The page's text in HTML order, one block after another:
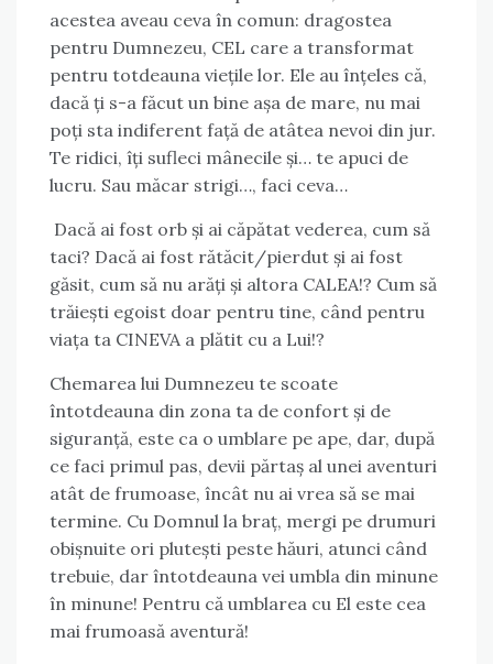
acestea aveau ceva în comun: dragostea
pentru Dumnezeu, CEL care a transformat
pentru totdeauna viețile lor. Ele au înțeles că,
dacă ți s-a făcut un bine așa de mare, nu mai
poți sta indiferent față de atâtea nevoi din jur.
Te ridici, îți sufleci mânecile și… te apuci de
lucru. Sau măcar strigi…, faci ceva…
Dacă ai fost orb și ai căpătat vederea, cum să
taci? Dacă ai fost rătăcit/pierdut și ai fost
găsit, cum să nu arăți și altora CALEA!? Cum să
trăiești egoist doar pentru tine, când pentru
viața ta CINEVA a plătit cu a Lui!?
Chemarea lui Dumnezeu te scoate
întotdeauna din zona ta de confort și de
siguranță, este ca o umblare pe ape, dar, după
ce faci primul pas, devii părtaș al unei aventuri
atât de frumoase, încât nu ai vrea să se mai
termine. Cu Domnul la braț, mergi pe drumuri
obișnuite ori plutești peste hăuri, atunci când
trebuie, dar întotdeauna vei umbla din minune
în minune! Pentru că umblarea cu El este cea
mai frumoasă aventură!